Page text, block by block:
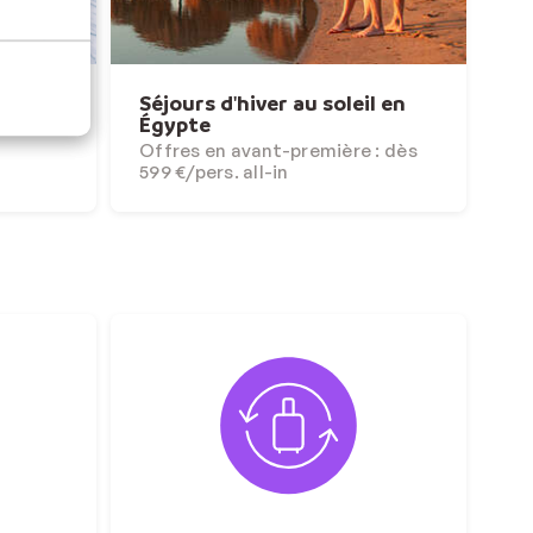
Séjours d'hiver au soleil en
Égypte
Offres en avant-première : dès
599 €/pers. all-in